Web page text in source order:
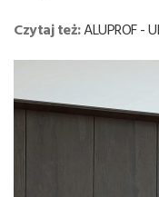
Czytaj też:ALUPROF -